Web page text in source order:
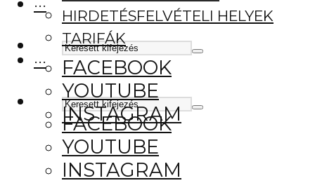
···
FACEBOOK
YOUTUBE
INSTAGRAM
HIRDETÉSFELVÉTELI HELYEK
TARIFÁK
···
FACEBOOK
YOUTUBE
INSTAGRAM